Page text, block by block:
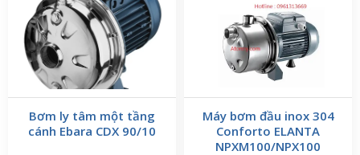
Bơm ly tâm một tầng
cánh Ebara CDX 90/10
Máy bơm đầu inox 304
Conforto ELANTA
NPXM100/NPX100